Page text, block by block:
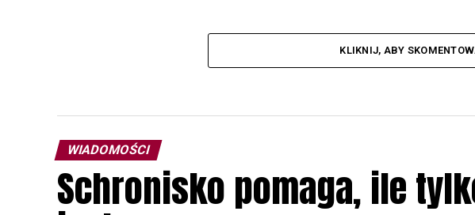
KLIKNIJ, ABY
WIADOMOŚCI
Schronisko pomaga, ile